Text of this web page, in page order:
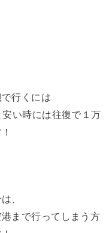
行くには
い時には往復で１万
、
まで行ってしまう方